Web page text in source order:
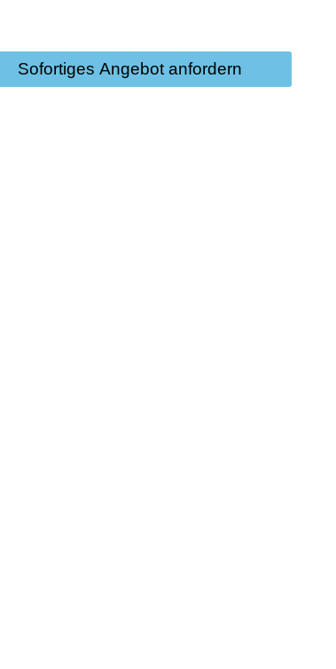
Sofortiges Angebot anfordern